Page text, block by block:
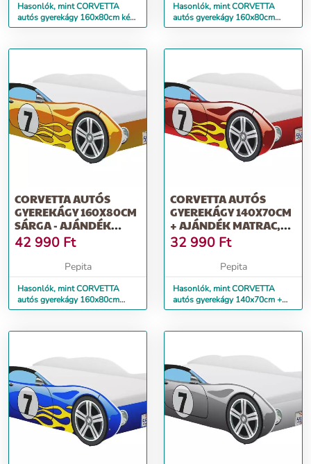
Hasonlók, mint CORVETTA
autós gyerekágy 160x80cm kék
- ajándék matraccal
Hasonlók, mint CORVETTA
autós gyerekágy 160x80cm
szürke - ajándék matraccal
CORVETTA AUTÓS
GYEREKÁGY 160X80CM
SÁRGA - AJÁNDÉK
MATRACCAL
42 990 Ft
Pepita
Hasonlók, mint CORVETTA
autós gyerekágy 160x80cm
sárga - ajándék matraccal
CORVETTA AUTÓS
GYEREKÁGY 140X70CM
+ AJÁNDÉK MATRAC,
PIROS
32 990 Ft
Pepita
Hasonlók, mint CORVETTA
autós gyerekágy 140x70cm +
ajándék matrac, piros